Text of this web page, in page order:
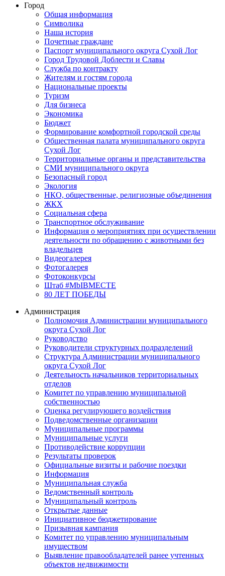
Город
Общая информация
Символика
Наша история
Почетные граждане
Паспорт муниципального округа Сухой Лог
Город Трудовой Доблести и Славы
Служба по контракту
Жителям и гостям города
Национальные проекты
Туризм
Для бизнеса
Экономика
Бюджет
Формирование комфортной городской среды
Общественная палата муниципального округа
Сухой Лог
Территориальные органы и представительства
СМИ муниципального округа
Безопасный город
Экология
НКО, общественные, религиозные объединения
ЖКХ
Социальная сфера
Транспортное обслуживание
Информация о мероприятиях при осуществлении
деятельности по обращению с животными без
владельцев
Видеогалерея
Фотогалерея
Фотоконкурсы
Штаб #MbIBMECTE
80 ЛЕТ ПОБЕДЫ
Администрация
Полномочия Администрации муниципального
округа Сухой Лог
Руководство
Руководители структурных подразделений
Структура Администрации муниципального
округа Сухой Лог
Деятельность начальников территориальных
отделов
Комитет по управлению муниципальной
собственностью
Оценка регулирующего воздействия
Подведомственные организации
Муниципальные программы
Муниципальные услуги
Противодействие коррупции
Результаты проверок
Официальные визиты и рабочие поездки
Информация
Муниципальная служба
Ведомственный контроль
Муниципальный контроль
Открытые данные
Инициативное бюджетирование
Призывная кампания
Комитет по управлению муниципальным
имуществом
Выявление правообладателей ранее учтенных
объектов недвижимости